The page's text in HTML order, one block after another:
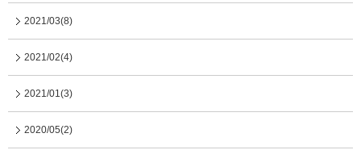
2021/03(8)
2021/02(4)
2021/01(3)
2020/05(2)